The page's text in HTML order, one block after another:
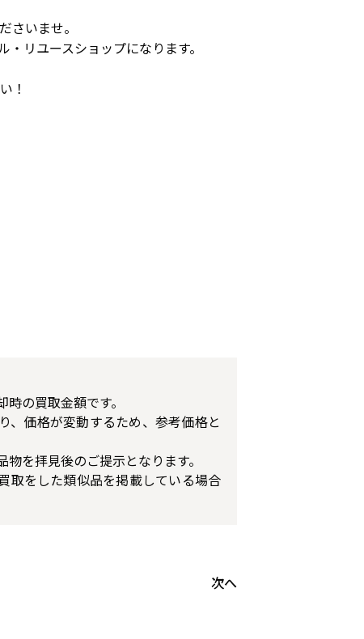
さいませ。
リユースショップになります。
！
の買取金額です。
、価格が変動するため、参考価格と
を拝見後のご提示となります。
取をした類似品を掲載している場合
次へ